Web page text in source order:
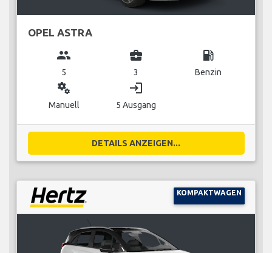
OPEL ASTRA
group
5
business_center
3
local_gas_station
Benzin
miscellaneous_services
Manuell
login
5 Ausgang
DETAILS ANZEIGEN...
KOMPAKTWAGEN